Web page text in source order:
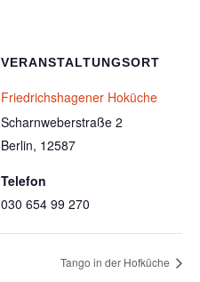
VERANSTALTUNGSORT
Friedrichshagener Hoküche
Scharnweberstraße 2
Berlin, 12587
Telefon
030 654 99 270
Tango in der Hofküche